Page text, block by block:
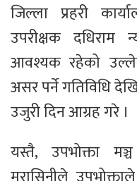
जिल्ला प्रहरी
उपरीक्षक दधिराम
आवश्यक रहेको
असर पर्ने गतिविधि
उजुरी दिन आग्रह गरे ।
यस्तै, उपभोक्ता